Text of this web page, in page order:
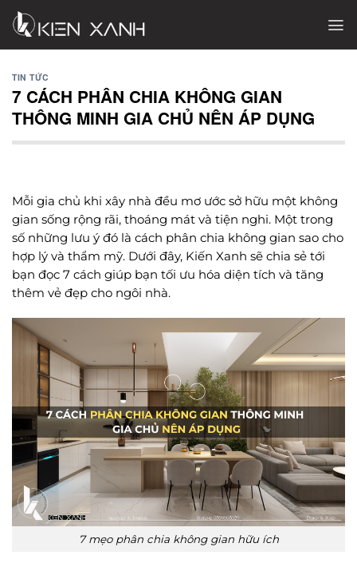
Chuyển
đến
TIN TỨC
7 CÁCH PHÂN CHIA KHÔNG GIAN
THÔNG MINH GIA CHỦ NÊN ÁP DỤNG
Mỗi gia chủ khi xây nhà đều mơ ước sở hữu một không
gian sống rộng rãi, thoáng mát và tiện nghi. Một trong
số những lưu ý đó là cách phân chia không gian sao cho
hợp lý và thẩm mỹ. Dưới đây, Kiến Xanh sẽ chia sẻ tới
bạn đọc 7 cách giúp bạn tối ưu hóa diện tích và tăng
thêm vẻ đẹp cho ngôi nhà.
7 mẹo phân chia không gian hữu ích